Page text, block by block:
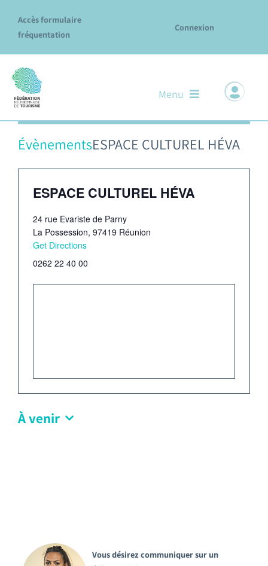
contenu
Accès formulaire
fréquentation
Connexion
Menu
Notre ADN
Le réseau des Offices
Explore La Réunion
Emploi tourisme
Il n’y a pas de évènements à venir.
ÉvènementsESPACE CULTUREL HÉVA
ESPACE CULTUREL HÉVA
24 rue Evariste de Parny
La Possession, 97419 Réunion
Get Directions
0262 22 40 00
À venir
Vous désirez communiquer sur un